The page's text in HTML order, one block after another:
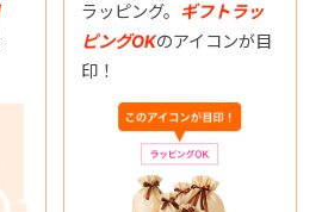
ラッピング。 ギフトラッ
ピングOKのアイコンが目
印！